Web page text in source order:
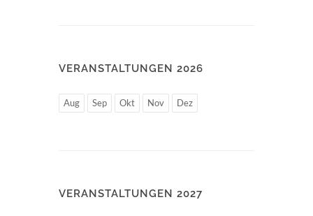
VERANSTALTUNGEN 2026
Aug Sep Okt Nov Dez
VERANSTALTUNGEN 2027